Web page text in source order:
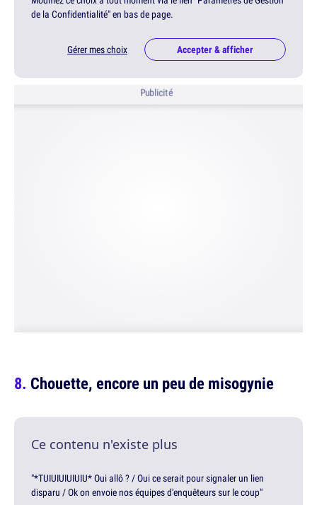
de la Confidentialité" en bas de page.
Gérer mes choix Accepter & afficher
Publicité
Chouette, encore un peu de misogynie
Ce contenu n'existe plus
"*TUIUIUIUIUIU* Oui allô ? / Oui ce serait pour signaler un lien
disparu / Ok on envoie nos équipes d'enquêteurs sur le coup"